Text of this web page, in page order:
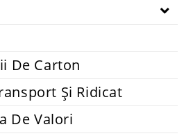
De Carton
Și Ridicat
De Valori